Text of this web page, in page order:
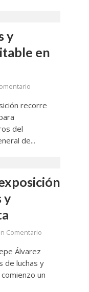
y
en
recorre
del
de...
y
Comentario
Álvarez
de luchas y
un